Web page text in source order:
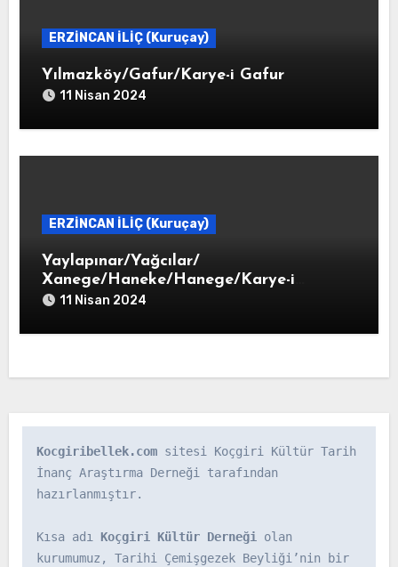
ERZİNCAN İLİÇ (Kuruçay)
Yılmazköy/Gafur/Karye-i Gafur
11 Nisan 2024
ERZİNCAN İLİÇ (Kuruçay)
Yaylapınar/Yağcılar/
Xanege/Haneke/Hanege/Karye-i
Haneke
11 Nisan 2024
Kocgiribellek.com sitesi Koçgiri Kültür Tarih
İnanç Araştırma Derneği tarafından
hazırlanmıştır.
Kısa adı Koçgiri Kültür Derneği olan
kurumumuz, Tarihi Çemişgezek Beyliği’nin bir